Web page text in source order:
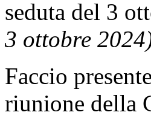
seduta del 3
3 ottobre
Faccio
riunione della